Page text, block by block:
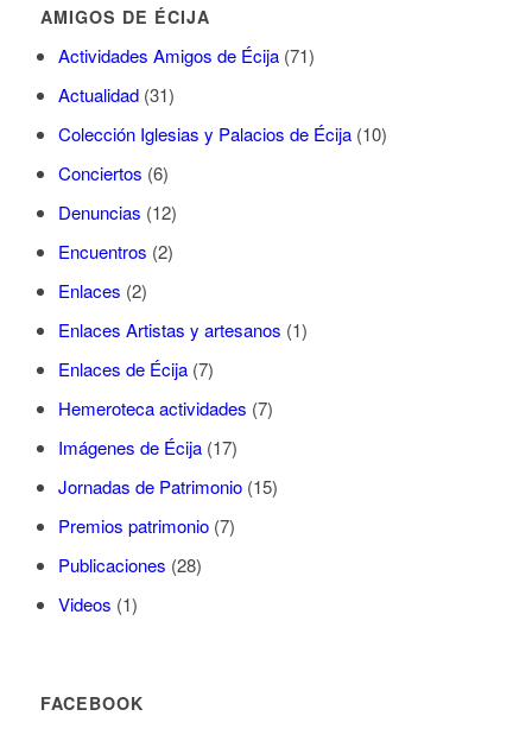
AMIGOS DE ÉCIJA
Actividades Amigos de Écija(71)
Actualidad(31)
Colección Iglesias y Palacios de Écija(10)
Conciertos (6)
Denuncias (12)
Encuentros (2)
Enlaces (2)
Enlaces Artistas y artesanos (1)
Enlaces de Écija(7)
Hemeroteca actividades (7)
Imágenes de Écija(17)
Jornadas de Patrimonio(15)
Premios patrimonio(7)
Publicaciones (28)
Videos (1)
FACEBOOK